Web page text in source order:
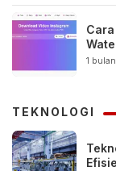
1
TEKNOLOGI